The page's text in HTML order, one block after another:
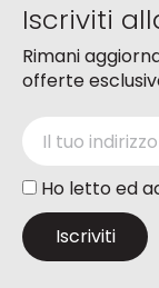
prodotto
Iscriviti
Rimani
offerte
Ho letto ed